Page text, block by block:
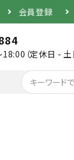
会員登録
（定休日 - 土